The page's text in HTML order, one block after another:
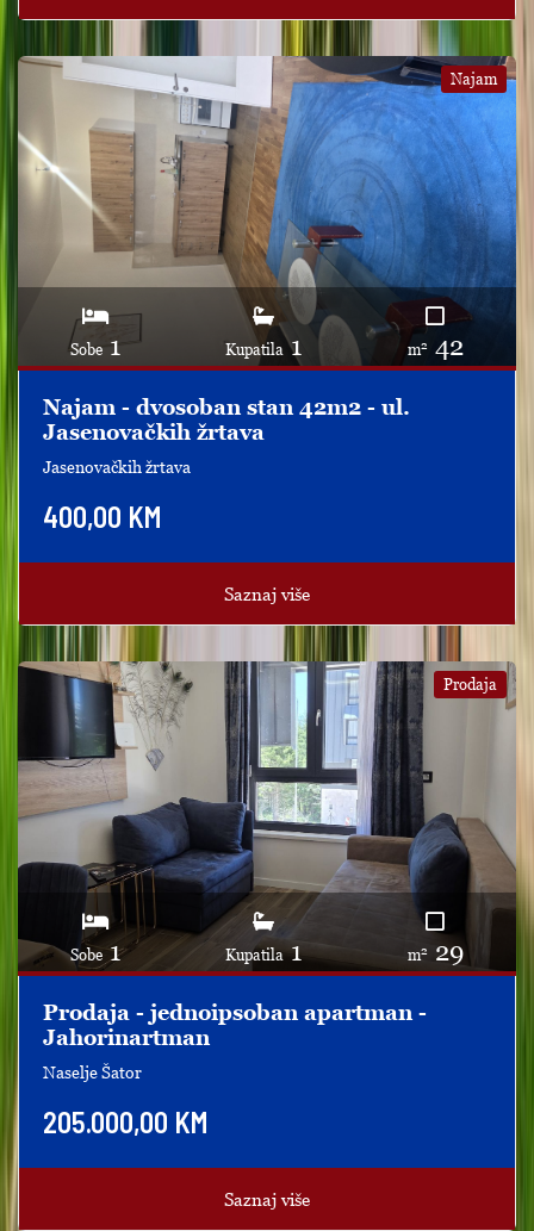
Sobe 1 Kupatila1 m2 42
Najam
Najam - dvosoban stan 42m2 - ul.
Jasenovačkih žrtava
Jasenovačkih žrtava
400,00 KM
Saznaj više
Sobe 1 Kupatila1 m2 29
Prodaja
Prodaja - jednoipsoban apartman -
Jahorinartman
Naselje Šator
205.000,00 KM
Saznaj više